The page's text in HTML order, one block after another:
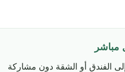
الفندق أو الشقة دون مشاركة